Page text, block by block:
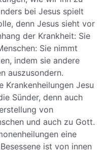
bei Jesus spielt
denn Jesus sieht vor
der Krankheit: Sie
Sie nimmt
indem sie andere
auszusondern.
Krankenheilungen Jesu
Sünder, denn auch
von
und auch zu Gott.
eine
ist von innen